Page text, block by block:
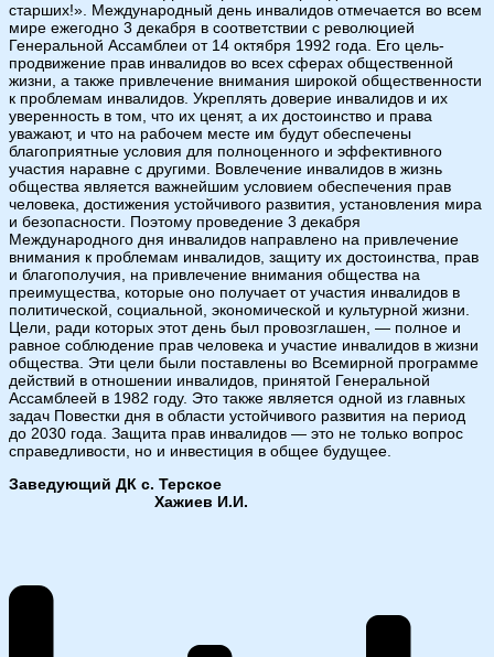
старших!». Международный день инвалидов отмечается во всем
мире ежегодно 3 декабря в соответствии с революцией
Генеральной Ассамблеи от 14 октября 1992 года. Его цель-
продвижение прав инвалидов во всех сферах общественной
жизни, а также привлечение внимания широкой общественности
к проблемам инвалидов. Укреплять доверие инвалидов и их
уверенность в том, что их ценят, а их достоинство и права
уважают, и что на рабочем месте им будут обеспечены
благоприятные условия для полноценного и эффективного
участия наравне с другими. Вовлечение инвалидов в жизнь
общества является важнейшим условием обеспечения прав
человека, достижения устойчивого развития, установления мира
и безопасности. Поэтому проведение 3 декабря
Международного дня инвалидов направлено на привлечение
внимания к проблемам инвалидов, защиту их достоинства, прав
и благополучия, на привлечение внимания общества на
преимущества, которые оно получает от участия инвалидов в
политической, социальной, экономической и культурной жизни.
Цели, ради которых этот день был провозглашен, — полное и
равное соблюдение прав человека и участие инвалидов в жизни
общества. Эти цели были поставлены во Всемирной программе
действий в отношении инвалидов, принятой Генеральной
Ассамблеей в 1982 году. Это также является одной из главных
задач Повестки дня в области устойчивого развития на период
до 2030 года. Защита прав инвалидов — это не только вопрос
справедливости, но и инвестиция в общее будущее.
Заведующий ДК с. Терское
Хажиев И.И.